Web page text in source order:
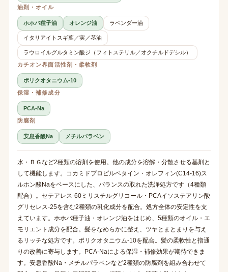
油剤・オイル
ホホバ種子油 オレンジ油 ラベンダー油
イタリアイトスギ葉／実／茎油
ラウロイルグルタミン酸ジ（フィトステリル／オクチルドデシル）
カチオン界面活性剤・柔軟剤
ポリクオタニウム-10
保湿・補修成分
PCA-Na
防腐剤
安息香酸Na メチルパラベン
水・ＢＧなど2種類の溶剤を使用。他の成分を溶解・分散させる基剤と
して機能します。コカミドプロピルベタイン・オレフィン(C14-16)ス
ルホン酸Naをベースにした、バランスの取れた洗浄処方です（4種類
配合）。セテアレス-60ミリスチルグリコール・PCAイソステアリン酸
グリセレス-25を含む2種類の乳化成分を配合。処方全体の安定性を支
えています。ホホバ種子油・オレンジ油をはじめ、5種類のオイル・エ
モリエント成分を配合。髪をなめらかに整え、ツヤとまとまりを与え
るリッチな処方です。ポリクオタニウム-10を配合。髪の柔軟性と指通
りの改善に寄与します。PCA-Naによる保湿・補修効果が期待できま
す。安息香酸Na・メチルパラベンなど2種類の防腐剤を組み合わせて